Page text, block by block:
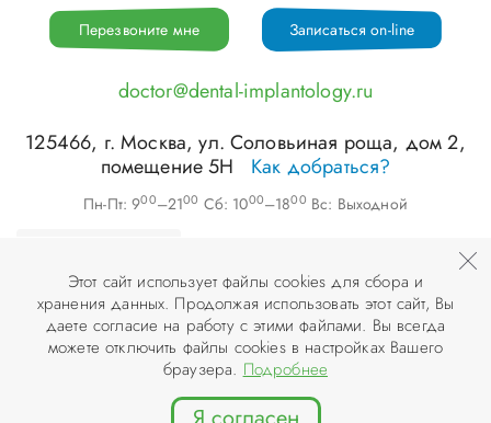
Перезвоните мне Записаться on-line
doctor@dental-implantology.ru
125466, г.Москва,ул. Соловьиная роща, дом 2,
помещение 5Н
Как добраться?
Пн-Пт: 900–2100 Сб: 1000–1800 Вс: Выходной
©ООО «АПЕКС-Д», 2026
© Разработка и дизайн сайта «Инфодизайн» , 2007–2026
Этот сайт использует файлы cookies для сбора и
хранения данных. Продолжая использовать этот сайт, Вы
даете согласие на работу с этими файлами. Вы всегда
можете отключить файлы cookies в настройках Вашего
браузера. Подробнее